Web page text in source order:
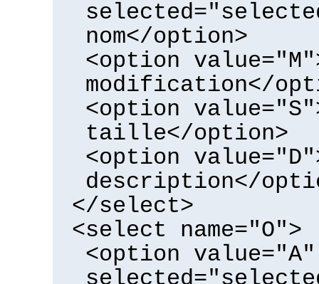
nom</option>
<option
modification</
<option
taille</option>
<option
description</
</select>
<select name="O">
<option value="A"